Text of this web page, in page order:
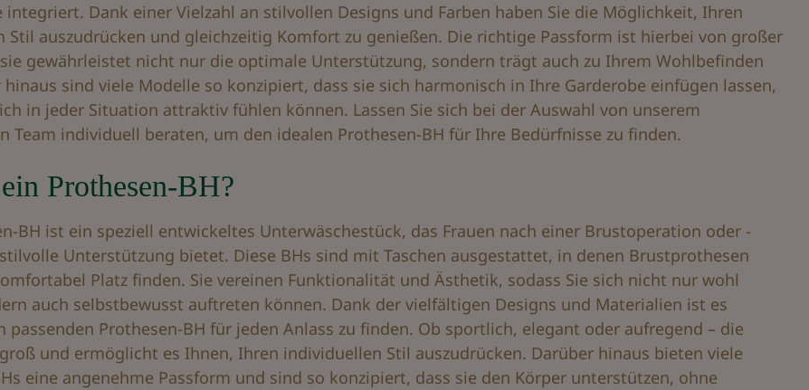
integriert. Dank einer Vielzahl an stilvollen Designs und Farben haben Sie die Möglichkeit, Ihren
Stil auszudrücken und gleichzeitig Komfort zu genießen. Die richtige Passform ist hierbei von großer
gewährleistet nicht nur die optimale Unterstützung, sondern trägt auch zu Ihrem Wohlbefinden
hinaus sind viele Modelle so konzipiert, dass sie sich harmonisch in Ihre Garderobe einfügen lassen,
in jeder Situation attraktiv fühlen können. Lassen Sie sich bei der Auswahl von unserem
Team individuell beraten, um den idealen Prothesen-BH für Ihre Bedürfnisse zu finden.
Prothesen-BH?
BH ist ein speziell entwickeltes Unterwäschestück, das Frauen nach einer Brustoperation oder -
Unterstützung bietet. Diese BHs sind mit Taschen ausgestattet, in denen Brustprothesen
Platz finden. Sie vereinen Funktionalität und Ästhetik, sodass Sie sich nicht nur wohl
auch selbstbewusst auftreten können. Dank der vielfältigen Designs und Materialien ist es
passenden Prothesen-BH für jeden Anlass zu finden. Ob sportlich, elegant oder aufregend – die
und ermöglicht es Ihnen, Ihren individuellen Stil auszudrücken. Darüber hinaus bieten viele
eine angenehme Passform und sind so konzipiert, dass sie den Körper unterstützen, ohne